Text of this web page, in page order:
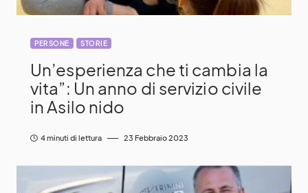
PERSONE STORIE
Un’esperienza che ti cambia la
vita”: Un anno di servizio civile
in Asilo nido
4 minuti di lettura 23 Febbraio 2023